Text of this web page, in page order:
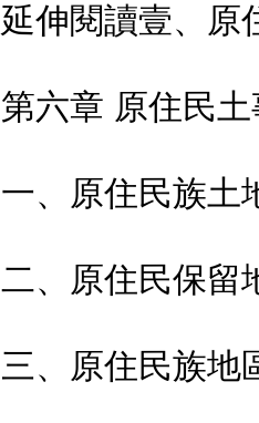
延伸閱讀壹、原
第六章 原住民
一、原住民族土
二、原住民保留
三、原住民族地